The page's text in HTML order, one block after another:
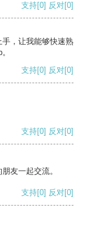
支持[0] 反对[0]
，让我能够快速熟
支持[0] 反对[0]
支持[0] 反对[0]
友一起交流。
支持[0] 反对[0]